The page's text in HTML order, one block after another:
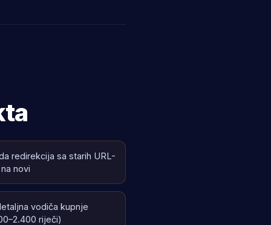
redirekcija sa starih URL-
novi
vodiča kupnje
riječi)